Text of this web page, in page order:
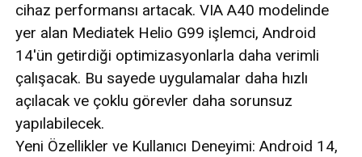
cihaz performansı artacak. VIA A40 modelinde
yer alan Mediatek Helio G99 işlemci, Android
14'ün getirdiği optimizasyonlarla daha verimli
çalışacak. Bu sayede uygulamalar daha hızlı
açılacak ve çoklu görevler daha sorunsuz
yapılabilecek.
Yeni Özellikler ve Kullanıcı Deneyimi: Android 14,